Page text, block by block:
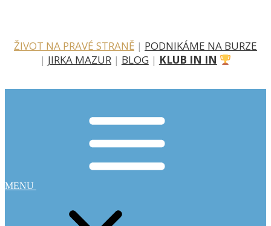
ŽIVOT NA PRAVÉ STRANĚ | PODNIKÁME NA BURZE
| JIRKA MAZUR| BLOG | KLUB IN IN
MENU